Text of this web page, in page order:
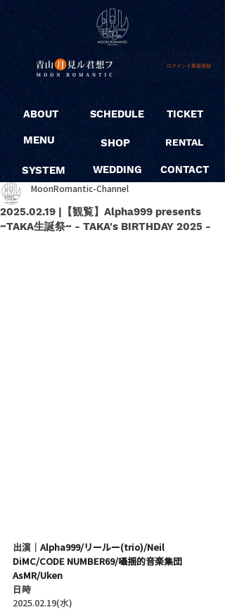
ログイン / 新規登録
ABOUT
MENU
SYSTEM
SCHEDULE
SHOP
WEDDING
TICKET
RENTAL
CONTACT
2025.02.19 |【観覧】Alpha999 presents
~TAKA生誕祭~ - TAKA's BIRTHDAY 2025 -
MoonRomantic-Channel
出演｜ Alpha999/リールー(trio)/Neil
DiMC/CODE NUMBER69/囁揺的音楽集団
AsMR/Uken
日時
2025.02.19(水)